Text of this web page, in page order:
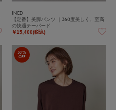
INED
【定番】美脚パンツ ｜360度美しく、至高
の快適テーパード
￥15,400(税込)
30%
OFF